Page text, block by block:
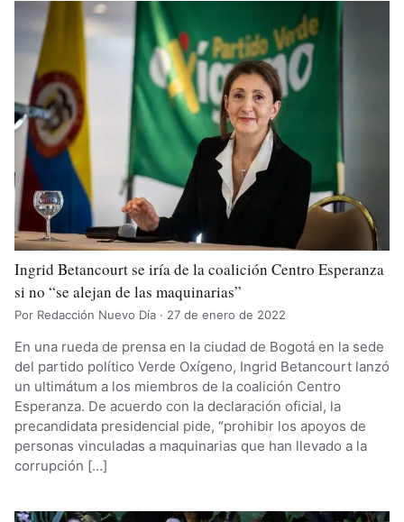
Ingrid Betancourt se iría de la coalición Centro Esperanza
si no “se alejan de las maquinarias”
Por Redacción Nuevo Día · 27 de enero de 2022
En una rueda de prensa en la ciudad de Bogotá en la sede
del partido político Verde Oxígeno, Ingrid Betancourt lanzó
un ultimátum a los miembros de la coalición Centro
Esperanza. De acuerdo con la declaración oficial, la
precandidata presidencial pide, “prohibir los apoyos de
personas vinculadas a maquinarias que han llevado a la
corrupción […]